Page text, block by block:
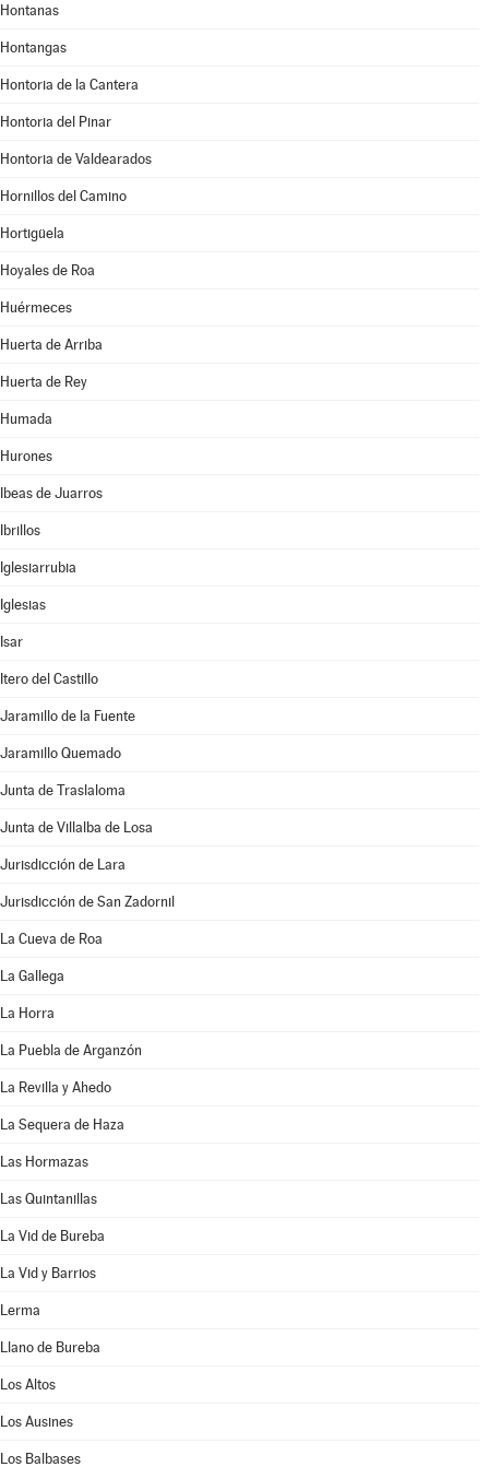
Hontanas
Hontangas
Hontoria de la Cantera
Hontoria del Pinar
Hontoria de Valdearados
Hornillos del Camino
Hortigüela
Hoyales de Roa
Huérmeces
Huerta de Arriba
Huerta de Rey
Humada
Hurones
Ibeas de Juarros
Ibrillos
Iglesiarrubia
Iglesias
Isar
Itero del Castillo
Jaramillo de la Fuente
Jaramillo Quemado
Junta de Traslaloma
Junta de Villalba de Losa
Jurisdicción de Lara
Jurisdicción de San Zadornil
La Cueva de Roa
La Gallega
La Horra
La Puebla de Arganzón
La Revilla y Ahedo
La Sequera de Haza
Las Hormazas
Las Quintanillas
La Vid de Bureba
La Vid y Barrios
Lerma
Llano de Bureba
Los Altos
Los Ausines
Los Balbases